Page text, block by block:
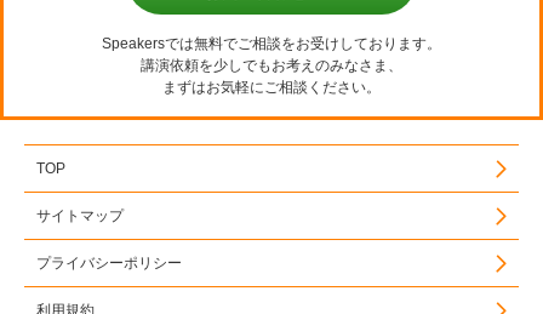
Speakersでは無料でご相談をお受けしております。
講演依頼を少しでもお考えのみなさま、
まずはお気軽にご相談ください。
TOP
サイトマップ
プライバシーポリシー